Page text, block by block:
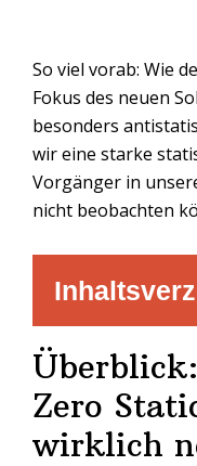
So viel vorab: Wie
Fokus des neuen
besonders
wir eine starke
Vorgänger in
nicht beobachten
Zero
wirklich